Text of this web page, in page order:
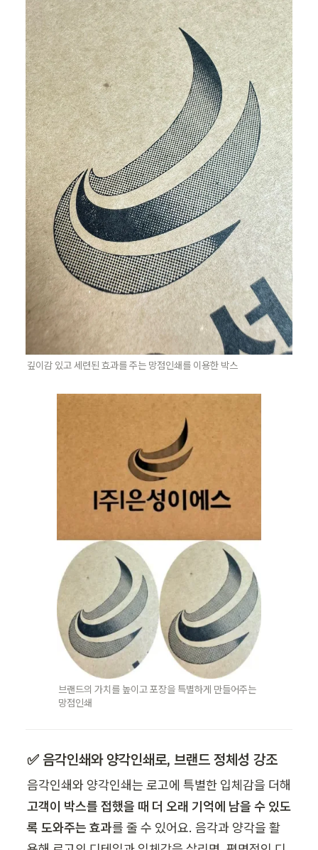
깊이감 있고 세련된 효과를 주는 망점인쇄를 이용한 박스
브랜드의 가치를 높이고 포장을 특별하게 만들어주는
망점인쇄
✅ 음각인쇄와 양각인쇄로, 브랜드 정체성 강조
고객이 박스를 접했을 때 더 오래 기억에 남을 수 있도
록 도와주는 효과를 줄 수 있어요. 음각과 양각을 활